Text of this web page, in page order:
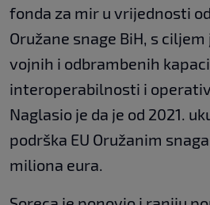
fonda za mir u vrijednosti
Oružane snage BiH, s
vojnih i odbrambenih
interoperabilnosti i
Naglasio je da je od 2021.
podrška EU Oružanim
miliona eura.